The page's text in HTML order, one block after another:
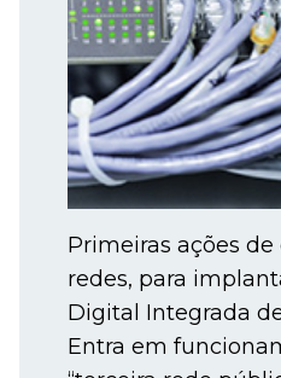
Primeiras ações
redes, para
Digital Integrada
Entra em